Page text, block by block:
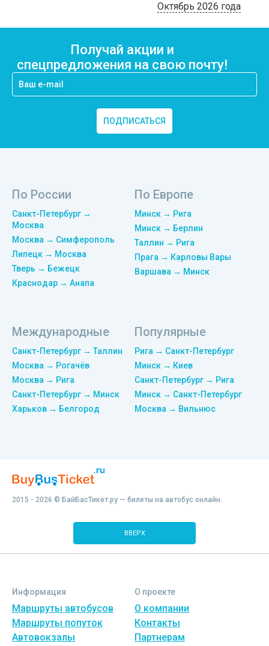
Октябрь 2026 года
Получай акции и
спецпредложения на свою почту!
ПОДПИСАТЬСЯ
По России
Санкт-Петербург →
Москва
Москва → Симферополь
Липецк → Москва
Тверь → Бежецк
Краснодар → Анапа
По Европе
Минск → Рига
Минск → Берлин
Таллин → Рига
Прага → Карловы Вары
Варшава → Минск
Международные
Санкт-Петербург → Таллин
Москва → Рогачёв
Москва → Рига
Санкт-Петербург → Минск
Харьков → Белгород
Популярные
Рига → Санкт-Петербург
Минск → Киев
Санкт-Петербург → Рига
Минск → Санкт-Петербург
Москва → Вильнюс
2015 - 2026 © БайБасТикет.ру — билеты на автобус онлайн.
ВВЕРХ
Информация
Маршруты автобусов
Маршруты попуток
Автовокзалы
О проекте
О компании
Контакты
Партнерам